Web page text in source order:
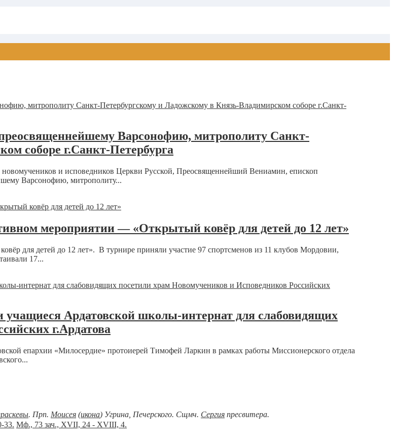
Варсонофию, митрополиту Санкт-
соборе г.Санкт-Петербурга
и исповедников Церкви Русской, Преосвященнейший Вениамин, епископ
Варсонофию, митрополиту...
мероприятии — «Открытый ковёр для детей до 12 лет»
для детей до 12 лет». В турнире приняли участие 97 спортсменов из 11 клубов Мордовии,
17...
Ардатовской школы-интернат для слабовидящих
г.Ардатова
епархии «Милосердие» протоиерей Тимофей Ларкин в рамках работы Миссионерского отдела
. Прп. Моисея (икона) Угрина, Печерского. Сщмч. Сергия пресвитера.
33. Мф., 73 зач., XVII, 24 - XVIII, 4.